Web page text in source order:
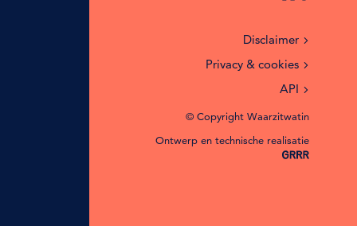
Disclaimer
Privacy & cookies
API
© Copyright Waarzitwatin
Ontwerp en technische realisatie